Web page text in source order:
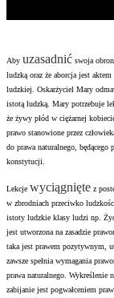
Aby uzasadnić swoja
ludzką oraz że aborcja jest
ludzkiej. Oskarżyciel Mary
istotą ludzką. Mary potrzebuje
że żywy płód w ciężarnej
prawo stanowione przez
do prawa naturalnego, będącego
konstytucji.
Lekcje wyciągnięte z
w zbrodniach przeciwko
istoty ludzkie klasy ludzi np.
jest utworzona na zasadzie
taka jest prawem pozytywnym,
zawsze spełnia wymagania
prawa naturalnego. Wykreślenie
zabijanie jest pogwałceniem